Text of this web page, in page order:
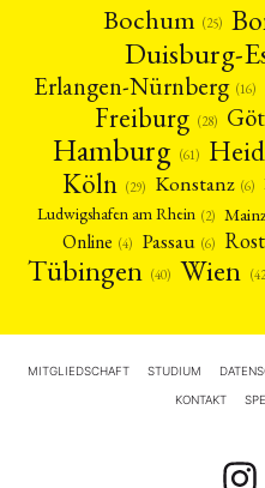
Bochum (25)
Duisburg-
Erlangen-Nürnberg (16)
Freiburg (28)
Hamburg (61)
Köln (29) Konstanz (6)
Ludwigshafen am Rhein (2)
Online (4) Passau (6)
Tübingen (40) Wien
MITGLIEDSCHAFT STUDIUM
KONTAKT